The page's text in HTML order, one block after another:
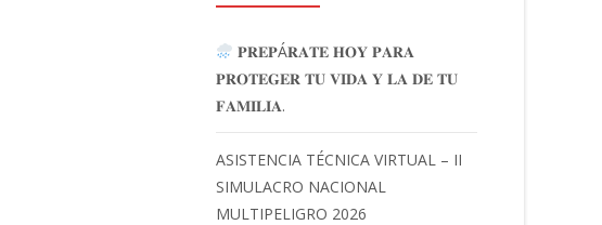
𝐏𝐑𝐄𝐏Á𝐑𝐀𝐓𝐄 𝐇𝐎𝐘 𝐏𝐀𝐑𝐀
𝐏𝐑𝐎𝐓𝐄𝐆𝐄𝐑 𝐓𝐔 𝐕𝐈𝐃𝐀 𝐘 𝐋𝐀 𝐃𝐄 𝐓𝐔
𝐅𝐀𝐌𝐈𝐋𝐈𝐀.
ASISTENCIA TÉCNICA VIRTUAL – II
SIMULACRO NACIONAL
MULTIPELIGRO 2026